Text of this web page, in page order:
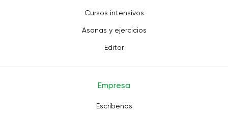
Cursos intensivos
Asanas y ejercicios
Editor
Empresa
Escríbenos